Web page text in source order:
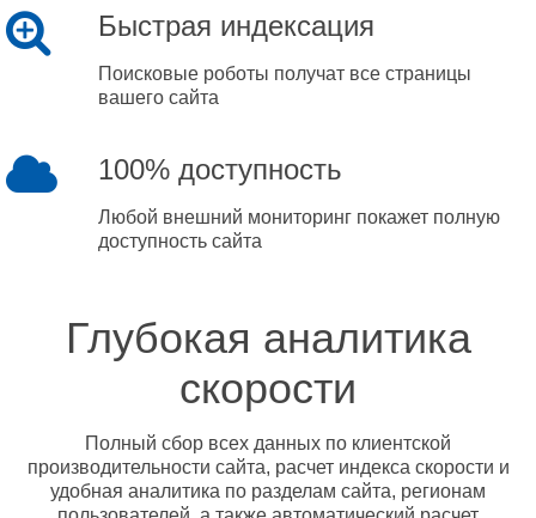
Быстрая индексация
Поисковые роботы получат все страницы
вашего сайта
100% доступность
Любой внешний мониторинг покажет полную
доступность сайта
Глубокая аналитика
скорости
Полный сбор всех данных по клиентской
производительности сайта, расчет индекса скорости и
удобная аналитика по разделам сайта, регионам